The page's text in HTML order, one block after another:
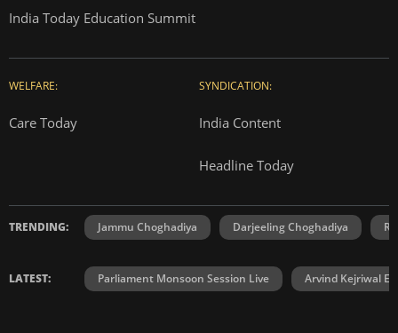
India Today Education Summit
WELFARE:
Care Today
SYNDICATION:
India Content
Headline Today
TRENDING: Jammu Choghadiya Darjeeling Choghadiya
LATEST: Parliament Monsoon Session Live Arvind Kejriwal